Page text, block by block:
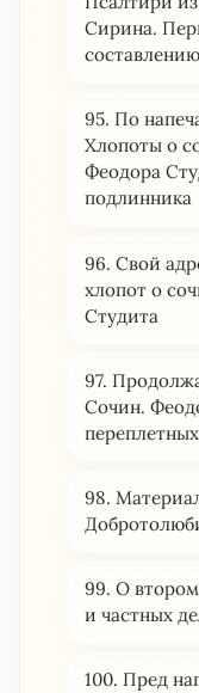
Сирина.
95. По
Хлопоты о
Феодора
подлинника
96. Свой
хлопот о
Студита
97.
Сочин.
98.
99. О
и частных
100. Пред